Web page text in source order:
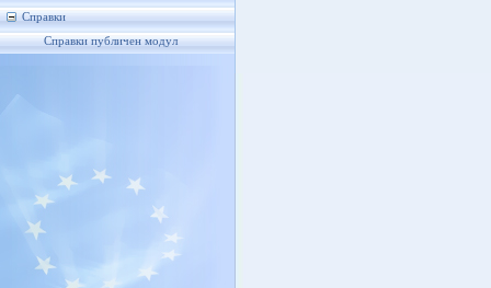
Справки
Справки публичен модул